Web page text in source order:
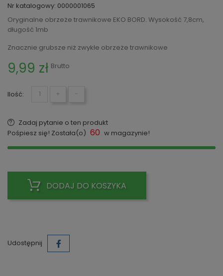
Nr katalogowy: 0000001065
Oryginalne obrzeże trawnikowe EKO BORD. Wysokość 7,8cm,
długość 1mb
Znacznie grubsze niż zwykłe obrzeże trawnikowe
9,99 zł Brutto
Ilość: + −
Zadaj pytanie o ten produkt
Pośpiesz się! Została(o) 60 w magazynie!
DODAJ DO KOSZYKA
Udostępnij